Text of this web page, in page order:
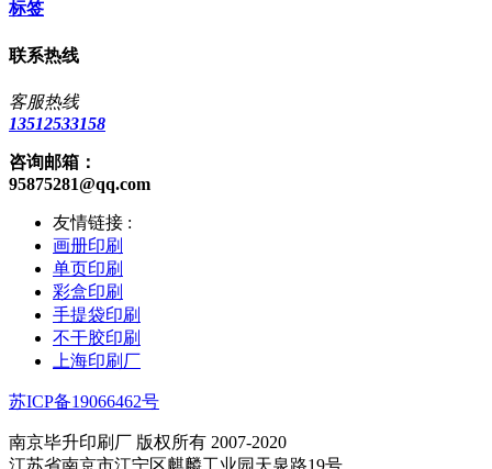
标签
联系热线
客服热线
13512533158
咨询邮箱：
95875281@qq.com
友情链接 :
画册印刷
单页印刷
彩盒印刷
手提袋印刷
不干胶印刷
上海印刷厂
苏ICP备19066462号
南京毕升印刷厂 版权所有 2007-2020
江苏省南京市江宁区麒麟工业园天泉路19号